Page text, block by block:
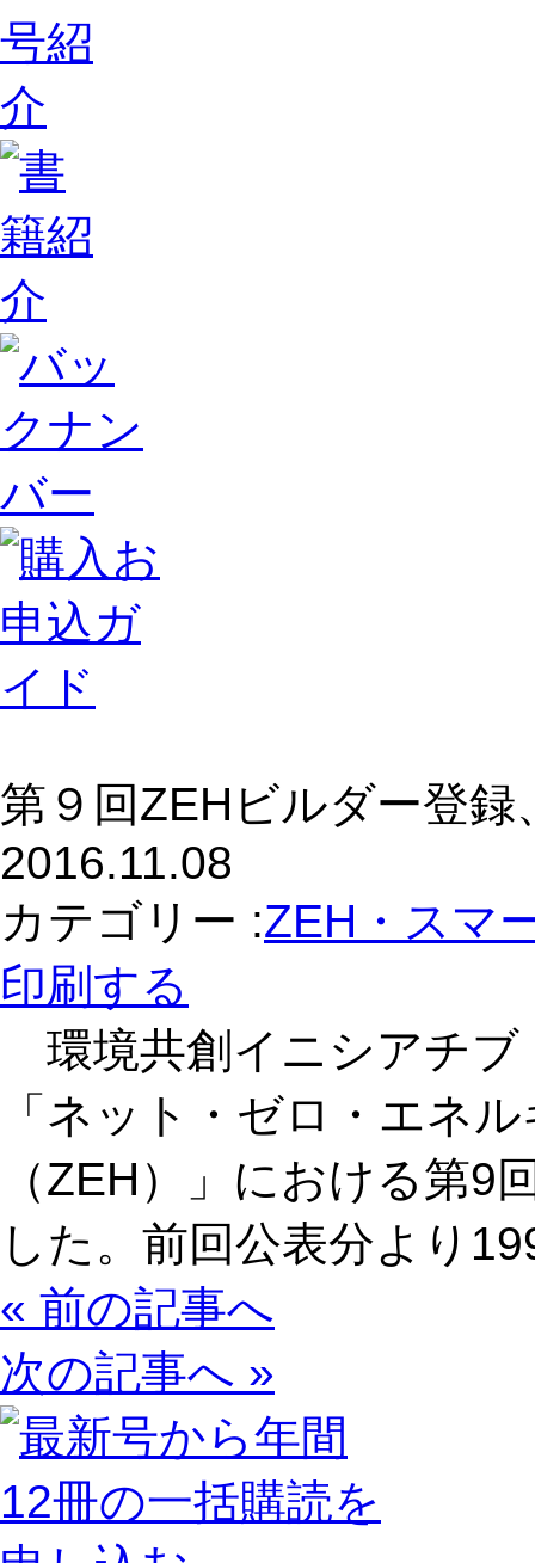
第９回ZEHビルダー登録
2016.11.08
カテゴリー :ZEH・スマ
印刷する
環境共創イニシアチブ
「ネット・ゼロ・エネ
（ZEH）」における第9
した。前回公表分より
« 前の記事へ
次の記事へ »